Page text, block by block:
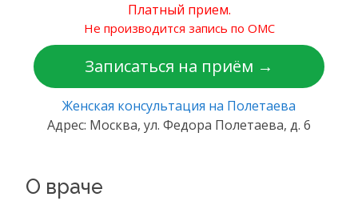
Платный прием.
Не производится запись по ОМС
Записаться на приём →
Женская консультация на Полетаева
Адрес: Москва, ул. Федора Полетаева, д. 6
О враче